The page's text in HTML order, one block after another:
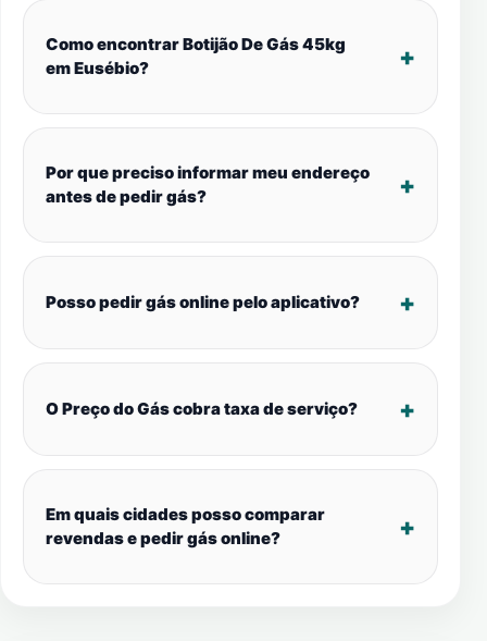
Como encontrar Botijão De Gás 45kg
em Eusébio?
Por que preciso informar meu endereço
antes de pedir gás?
Posso pedir gás online pelo aplicativo?
O Preço do Gás cobra taxa de serviço?
Em quais cidades posso comparar
revendas e pedir gás online?